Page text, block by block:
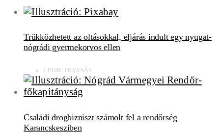
Trükközhetett az oltásokkal, eljárás indult egy nyugat-
nógrádi gyermekorvos ellen
1 PERC OLVASÁS
Családi drogbizniszt számolt fel a rendőrség
Karancskesziben